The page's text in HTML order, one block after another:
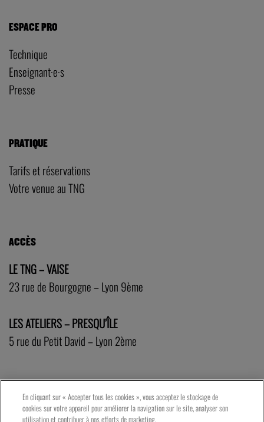
ESPACE PRO
Technique
Enseignant·e·s
Presse
PRATIQUE
Tarifs et réservations
Votre venue au TNG
ACCÈS
LE TNG – VAISE
23 rue de Bourgogne – Lyon 9ème
LES ATELIERS – PRESQU’ÎLE
5 rue du Petit David – Lyon 2ème
En cliquant sur « Accepter tous les cookies », vous acceptez le stockage de
cookies sur votre appareil pour améliorer la navigation sur le site, analyser son
utilisation et contribuer à nos efforts de marketing.